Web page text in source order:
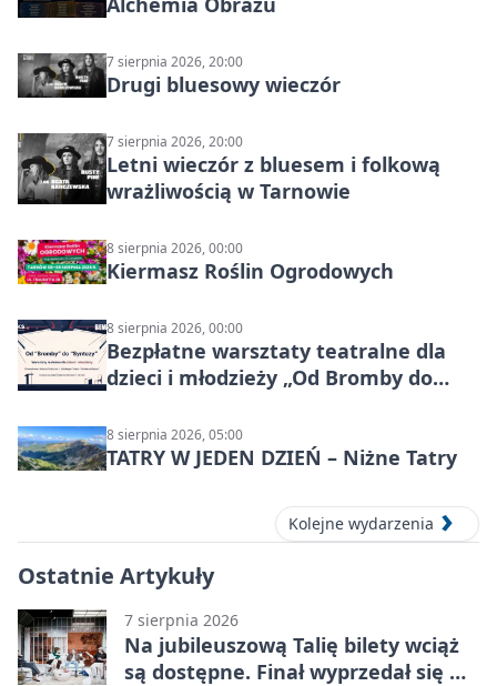
7 sierpnia 2026, 20:00
Drugi bluesowy wieczór
7 sierpnia 2026, 20:00
Letni wieczór z bluesem i folkową
wrażliwością w Tarnowie
8 sierpnia 2026, 00:00
Kiermasz Roślin Ogrodowych
8 sierpnia 2026, 00:00
Bezpłatne warsztaty teatralne dla
dzieci i młodzieży „Od Bromby do
8 sierpnia 2026, 05:00
TATRY W JEDEN DZIEŃ – Niżne Tatry
Kolejne wydarzenia
Ostatnie Artykuły
7 sierpnia 2026
Na jubileuszową Talię bilety wciąż
są dostępne. Finał wyprzedał się w